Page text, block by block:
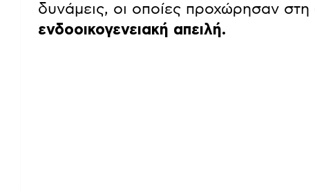
δυνάμεις, οι οποίες προχώρησαν στη
ενδοοικογενειακή απειλή.